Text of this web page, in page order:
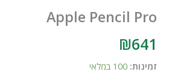
Apple Pencil Pro
₪641
זמינות: 100 במלאי